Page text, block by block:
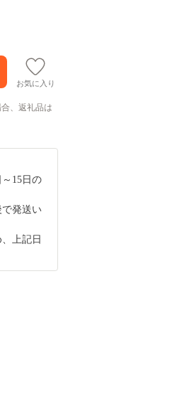
お気に入り
、返礼品は
～15日の
で発送い
上記日